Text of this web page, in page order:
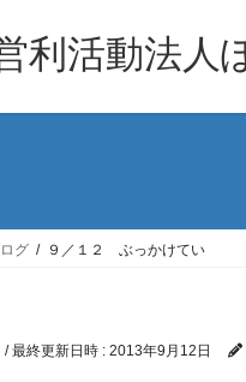
利活動法人
グ ９／１２ ぶっかけてい
/ 最終更新日時 : 2013年9月12日